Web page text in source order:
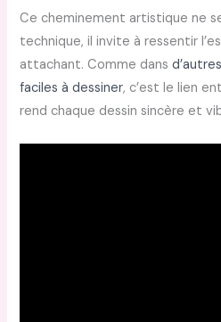
Ce cheminement artistique ne
technique, il invite à ressentir
attachant. Comme dans
faciles à dessiner, c’est le lien
rend chaque dessin sincère et